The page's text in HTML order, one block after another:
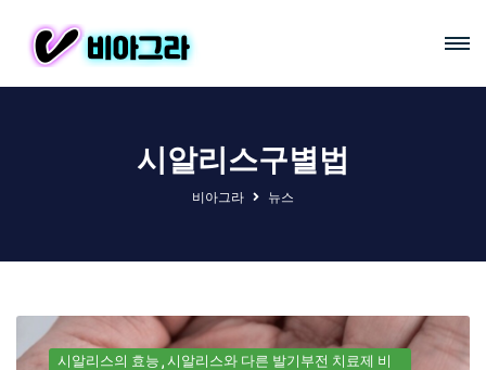
시알리스구별법
비아그라 뉴스
시알리스의 효능 시알리스와 다른 발기부전 치료제 비